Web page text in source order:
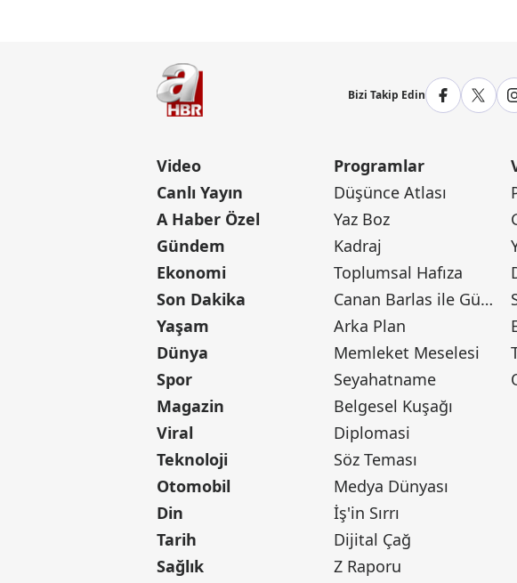
Bizi Takip Edin
Video
Canlı Yayın
A Haber Özel
Gündem
Ekonomi
Son Dakika
Yaşam
Dünya
Spor
Magazin
Viral
Teknoloji
Otomobil
Din
Tarih
Sağlık
Programlar
Düşünce Atlası
Yaz Boz
Kadraj
Toplumsal Hafıza
Canan Barlas ile Gündem
Arka Plan
Memleket Meselesi
Seyahatname
Belgesel Kuşağı
Diplomasi
Söz Teması
Medya Dünyası
İş'in Sırrı
Dijital Çağ
Z Raporu